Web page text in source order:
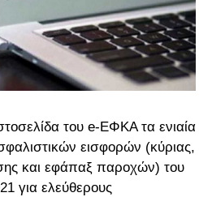
του e-ΕΦΚΑ τα ενιαία
εισφορών (κύριας,
και εφάπαξ παροχών) του
για ελεύθερους